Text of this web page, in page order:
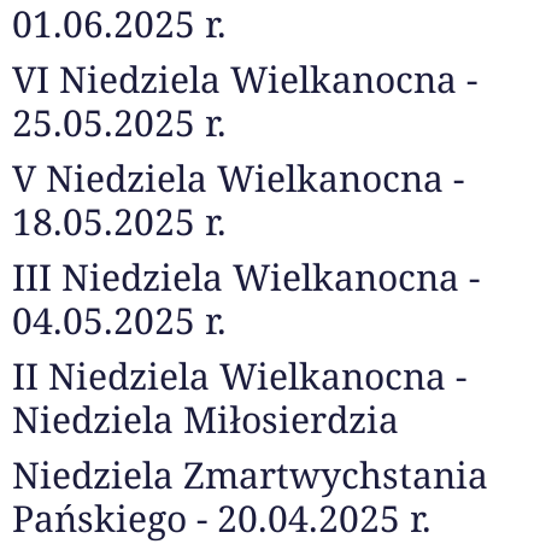
01.06.2025 r.
VI Niedziela Wielkanocna -
25.05.2025 r.
V Niedziela Wielkanocna -
18.05.2025 r.
III Niedziela Wielkanocna -
04.05.2025 r.
II Niedziela Wielkanocna -
Niedziela Miłosierdzia
Niedziela Zmartwychstania
Pańskiego - 20.04.2025 r.